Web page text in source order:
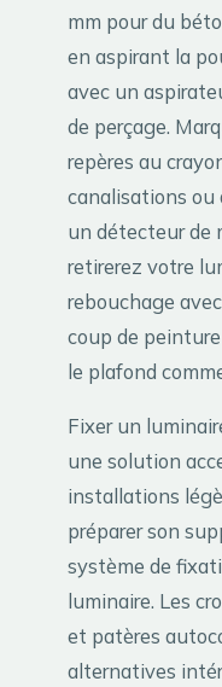
mm pour du
en aspirant la
avec un
de perçage.
repères au
canalisations ou
un détecteur de
retirerez votre
rebouchage
coup de
le plafond
Fixer un
une solution
installations
préparer son
système de
luminaire. Les
et patères
alternatives